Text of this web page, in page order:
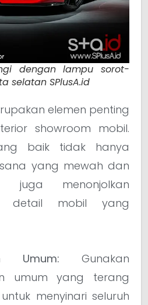
dengan lampu sorot-
selatan SPlusA.id
elemen penting
showroom mobil.
baik tidak hanya
yang mewah dan
juga menonjolkan
detail mobil yang
Umum: Gunakan
umum yang terang
menyinari seluruh